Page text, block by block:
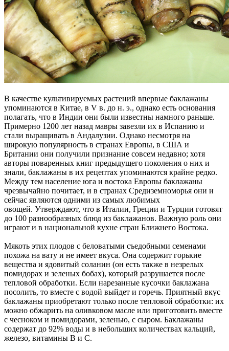
В качестве культивируемых растений впервые баклажаны
упоминаются в Китае, в V в. до н. э., однако есть основания
полагать, что в Индии они были известны намного раньше.
Примерно 1200 лет назад мавры завезли их в Испанию и
стали выращивать в Андалузии. Однако несмотря на
широкую популярность в странах Европы, в США и
Британии они получили признание совсем недавно; хотя
авторы поваренных книг предыдущего поколения о них и
знали, баклажаны в их рецептах упоминаются крайне редко.
Между тем население юга и востока Европы баклажаны
чрезвычайно почитает, и в странах Средиземноморья они и
сейчас являются одними из самых любимых
овощей. Утверждают, что в Италии, Греции и Турции готовят
до 100 разнообразных блюд из баклажанов. Важную роль они
играют и в национальной кухне стран Ближнего Востока.
Мякоть этих плодов с беловатыми съедобными семенами
похожа на вату и не имеет вкуса. Она содержит горькие
вещества и ядовитый соланин (он есть также в незрелых
помидорах и зеленых бобах), который разрушается после
тепловой обработки. Если нарезанные кусочки баклажана
посолить, то вместе с водой выйдет и горечь. Приятный вкус
баклажаны приобретают только после тепловой обработки: их
можно обжарить на оливковом масле или приготовить вместе
с чесноком и помидорами, зеленью, с сыром. Баклажаны
содержат до 92% воды и в небольших количествах кальций,
железо, витамины В и С.